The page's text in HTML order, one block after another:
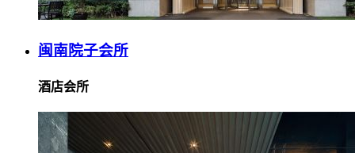
闽南院子会所
酒店会所